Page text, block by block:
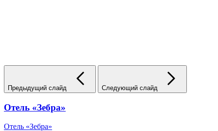
Предыдущий слайд Следующий слайд
Отель «Зебра»
Отель «Зебра»